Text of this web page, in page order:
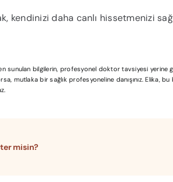
kendinizi daha canlı hissetmenizi
sunulan bilgilerin, profesyonel doktor tavsiyesi
mutlaka bir sağlık profesyoneline danışınız. Elika,
misin?